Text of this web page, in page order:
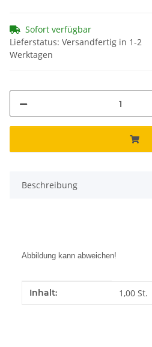
Sofort verfügbar
Lieferstatus: Versandfertig in 1-2
Werktagen
Beschreibung
Abbildung kann abweichen!
Produkteigenschaft
Wert
Inhalt: 1,00 St.